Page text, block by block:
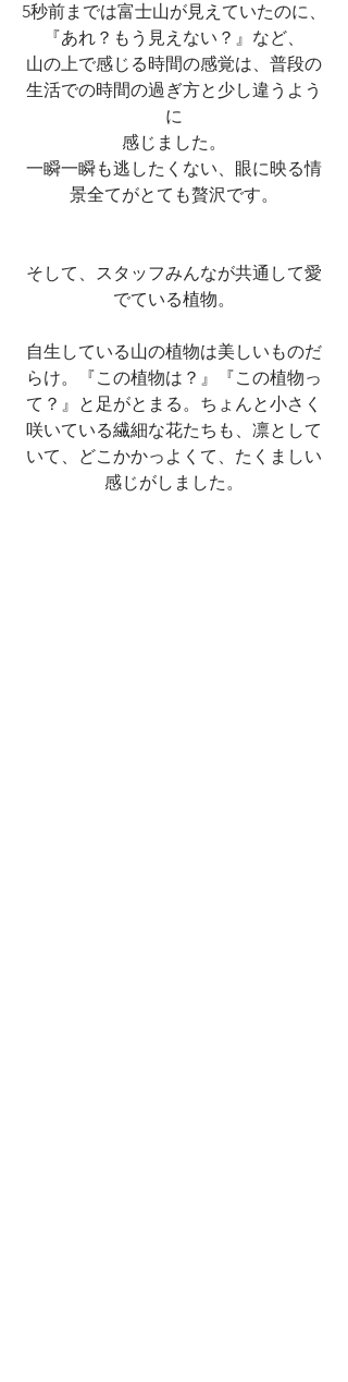
5秒前までは富士山が見えていたのに、
『あれ？もう見えない？』など、
山の上で感じる時間の感覚は、普段の
生活での時間の過ぎ方と少し違うよう
に
感じました。
一瞬一瞬も逃したくない、眼に映る情
景全てがとても贅沢です。
そして、スタッフみんなが共通して愛
でている植物。
自生している山の植物は美しいものだ
らけ。『この植物は？』『この植物っ
て？』と足がとまる。ちょんと小さく
咲いている繊細な花たちも、凛として
いて、どこかかっよくて、たくましい
感じがしました。